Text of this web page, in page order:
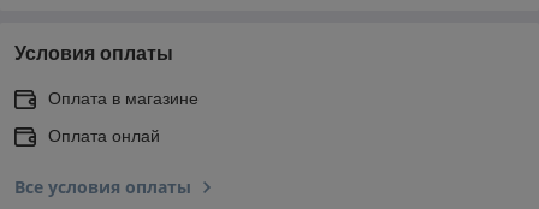
Условия оплаты
Оплата в магазине
Оплата онлай
Все условия оплаты